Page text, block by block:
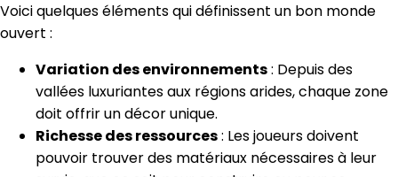
Voici quelques éléments qui définissent un bon monde
ouvert :
Variation des environnements: Depuis des
vallées luxuriantes aux régions arides, chaque zone
doit offrir un décor unique.
Richesse des ressources: Les joueurs doivent
pouvoir trouver des matériaux nécessaires à leur